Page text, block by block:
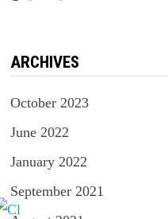
ARCHIVES
October 2023
June 2022
January 2022
September 2021